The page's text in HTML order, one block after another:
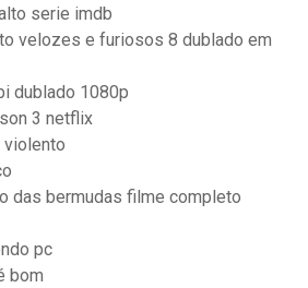
serie imdb
velozes e furiosos 8 dublado em
dublado 1080p
3 netflix
violento
das bermudas filme completo
pc
bom